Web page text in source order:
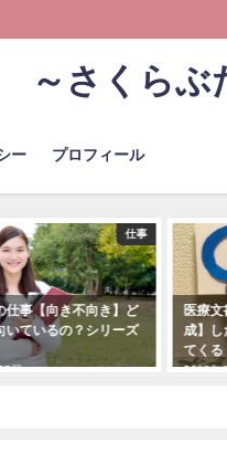
～さくらぶ
ー プロフィール
仕事
仕事【向き不向き】ど
いているの？シリーズ
日
医療文
成】し
てくる
2018年